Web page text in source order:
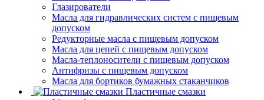
Глазирователи
Масла для гидравлических систем с пищевым
допуском
Редукторные масла с пищевым допуском
Масла для цепей с пищевым допуском
Масла-теплоносители с пищевым допуском
Антифризы с пищевым допуском
Масла для бортиков бумажных стаканчиков
Пластичные смазки